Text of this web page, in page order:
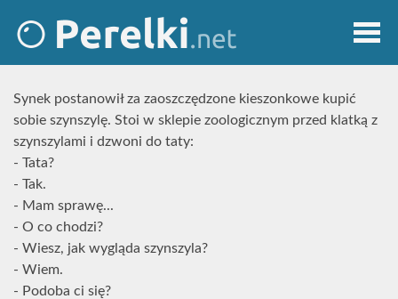
Synek postanowił za zaoszczędzone kieszonkowe kupić
sobie szynszylę. Stoi w sklepie zoologicznym przed klatką z
szynszylami i dzwoni do taty:
- Tata?
- Tak.
- Mam sprawę...
- O co chodzi?
- Wiesz, jak wygląda szynszyla?
- Wiem.
- Podoba ci się?